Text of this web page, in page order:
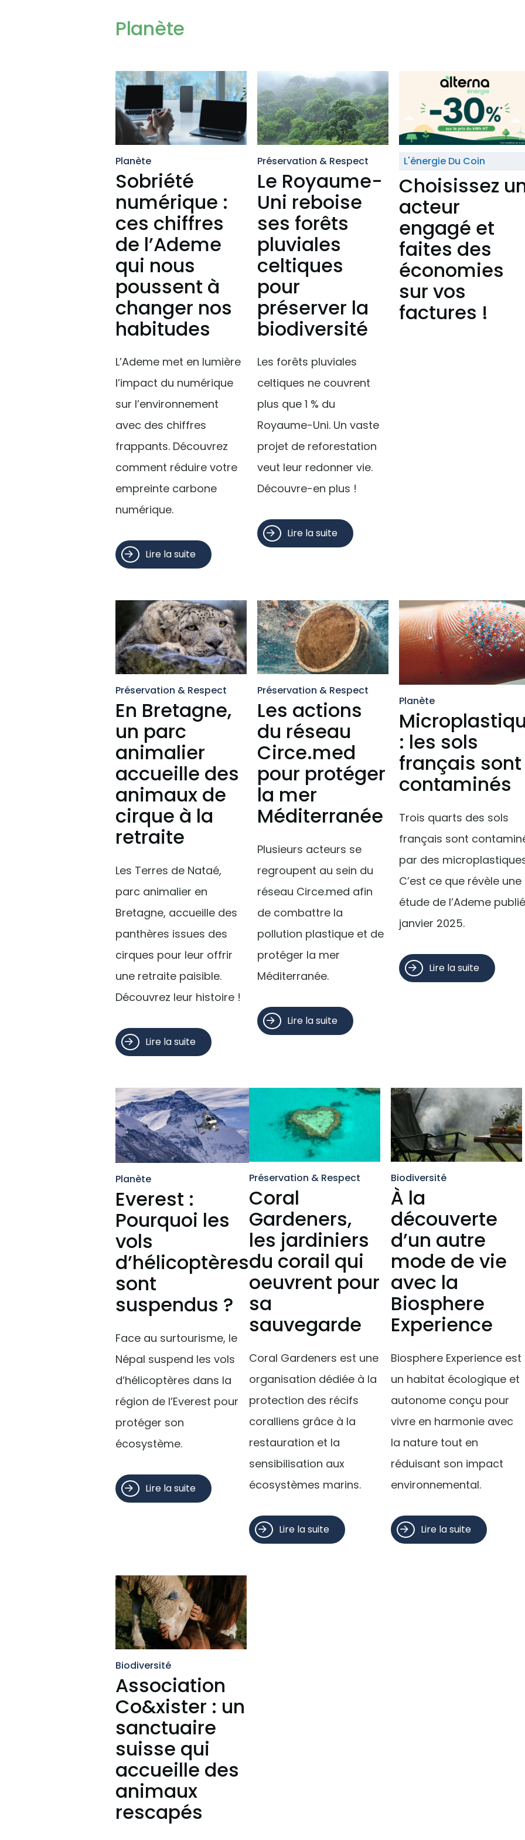
Planète
Planète
Sobriété
numérique :
ces chiffres
de l’Ademe
qui nous
poussent à
changer nos
habitudes
L’Ademe met en lumière
l’impact du numérique
sur l’environnement
avec des chiffres
frappants. Découvrez
comment réduire votre
empreinte carbone
numérique.
Lire la suite
Préservation & Respect
Le Royaume-
Uni reboise
ses forêts
pluviales
celtiques
pour
préserver la
biodiversité
Les forêts pluviales
celtiques ne couvrent
plus que 1 % du
Royaume-Uni. Un vaste
projet de reforestation
veut leur redonner vie.
Découvre-en plus !
Lire la suite
L'énergie Du Coin
Choisissez
acteur
engagé et
faites des
économies
sur vos
factures !
Préservation & Respect
En Bretagne,
un parc
animalier
accueille des
animaux de
cirque à la
retraite
Les Terres de Nataé,
parc animalier en
Bretagne, accueille des
panthères issues des
cirques pour leur offrir
une retraite paisible.
Découvrez leur histoire !
Lire la suite
Préservation & Respect
Les actions
du réseau
Circe.med
pour protéger
la mer
Méditerranée
Plusieurs acteurs se
regroupent au sein du
réseau Circe.med afin
de combattre la
pollution plastique et de
protéger la mer
Méditerranée.
Lire la suite
Planète
: les sols
français sont
contaminés
Trois quarts des sols
français sont
par des
C’est ce que révèle une
étude de l’Ademe
janvier 2025.
Lire la suite
Planète
Everest :
Pourquoi les
vols
d’hélicoptères
sont
suspendus ?
Face au surtourisme, le
Népal suspend les vols
d’hélicoptères dans la
région de l’Everest pour
protéger son
écosystème.
Lire la suite
Préservation & Respect
Coral
Gardeners,
les jardiniers
du corail qui
oeuvrent pour
sa
sauvegarde
Coral Gardeners est une
organisation dédiée à la
protection des récifs
coralliens grâce à la
restauration et la
sensibilisation aux
écosystèmes marins.
Lire la suite
Biodiversité
À la
découverte
d’un autre
mode de vie
avec la
Biosphere
Experience
Biosphere Experience est
un habitat écologique et
autonome conçu pour
vivre en harmonie avec
la nature tout en
réduisant son impact
environnemental.
Lire la suite
Biodiversité
Association
Co&xister : un
sanctuaire
suisse qui
accueille des
animaux
rescapés